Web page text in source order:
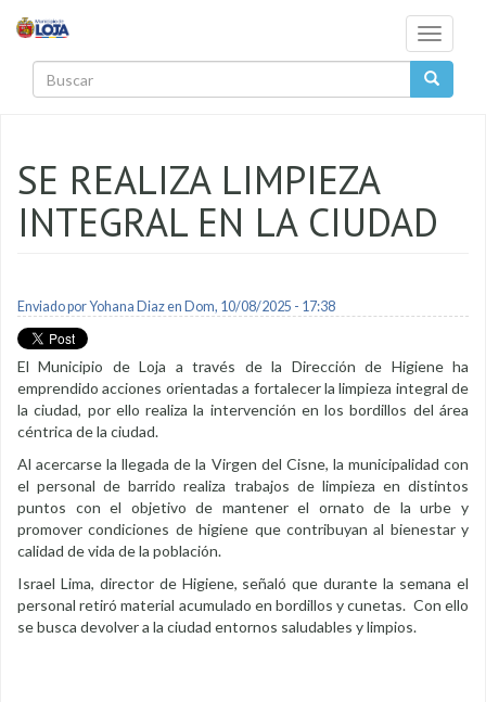
Toggle
SE REALIZA LIMPIEZA
INTEGRAL EN LA CIUDAD
Enviado porYohana Diazen Dom, 10/08/2025 - 17:38
El Municipio de Loja a través de la Dirección de Higiene ha
emprendido acciones orientadas a fortalecer la limpieza integral de
la ciudad, por ello realiza la intervención en los bordillos del área
céntrica de la ciudad.
Al acercarse la llegada de la Virgen del Cisne, la municipalidad con
el personal de barrido realiza trabajos de limpieza en distintos
puntos con el objetivo de mantener el ornato de la urbe y
promover condiciones de higiene que contribuyan al bienestar y
calidad de vida de la población.
Israel Lima, director de Higiene, señaló que durante la semana el
personal retiró material acumulado en bordillos y cunetas. Con ello
se busca devolver a la ciudad entornos saludables y limpios.